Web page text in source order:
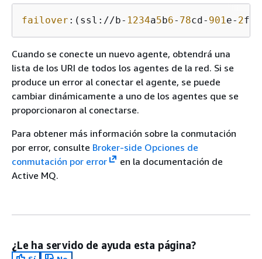
failover :(ssl://b- 1234a5b6- 78cd- 901e- 2
Cuando se conecte un nuevo agente, obtendrá una
lista de los URI de todos los agentes de la red. Si se
produce un error al conectar el agente, se puede
cambiar dinámicamente a uno de los agentes que se
proporcionaron al conectarse.
Para obtener más información sobre la conmutación
por error, consulte Broker-side Opciones de
conmutación por error
en la documentación de
Active MQ.
¿Le ha servido de ayuda esta página?